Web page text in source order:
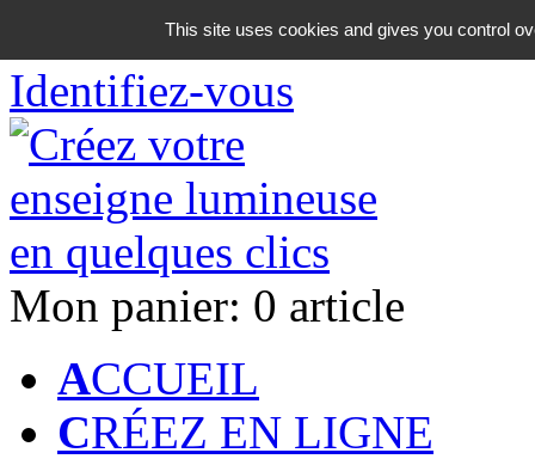
06 18 42 08 59
Identifiez-vous
Mon panier: 0 article
ACCUEIL
CRÉEZ EN LIGNE
This site uses cookies and gives you control